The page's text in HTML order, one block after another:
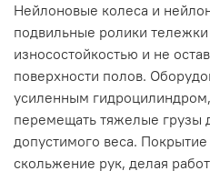
Нейлоновые колеса и
подвильные ролики
износостойкостью и не
поверхности полов.
усиленным гидроцилиндром,
перемещать тяжелые грузы
допустимого веса.
скольжение рук, делая